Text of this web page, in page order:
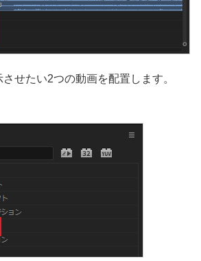
せたい2つの動画を配置します。